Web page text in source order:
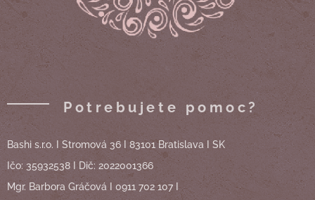
Potrebujete pomoc?
Bashi s.r.o. I Stromová 36 I 83101 Bratislava I SK
Ičo: 35932538 I Dič: 2022001366
Mgr. Barbora Gráčová I 0911 702 107 I